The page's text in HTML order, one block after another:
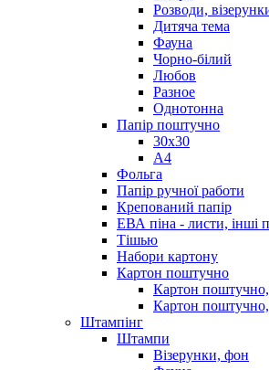
Розводи,
Дитяча тема
Фауна
Чорно-білий
Любов
Разное
Однотонна
Папір поштучно
30х30
А4
Фольга
Папір ручної работи
Крепований папір
ЕВА піна - листи, інші
Тішью
Набори картону
Картон поштучно
Картон
Картон поштучно,
Штампінг
Штампи
Візерунки, фон